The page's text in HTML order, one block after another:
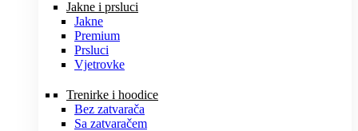
Jakne i prsluci
Jakne
Premium
Prsluci
Vjetrovke
Trenirke i hoodice
Bez zatvarača
Sa zatvaračem